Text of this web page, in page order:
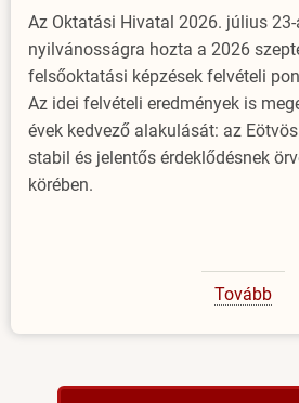
Az Oktatási Hivatal 2026. július
nyilvánosságra hozta a 2026
felsőoktatási képzések felvételi
Az idei felvételi eredmények is
évek kedvező alakulását: az
stabil és jelentős érdeklődésnek
körében.
Tovább(Idén